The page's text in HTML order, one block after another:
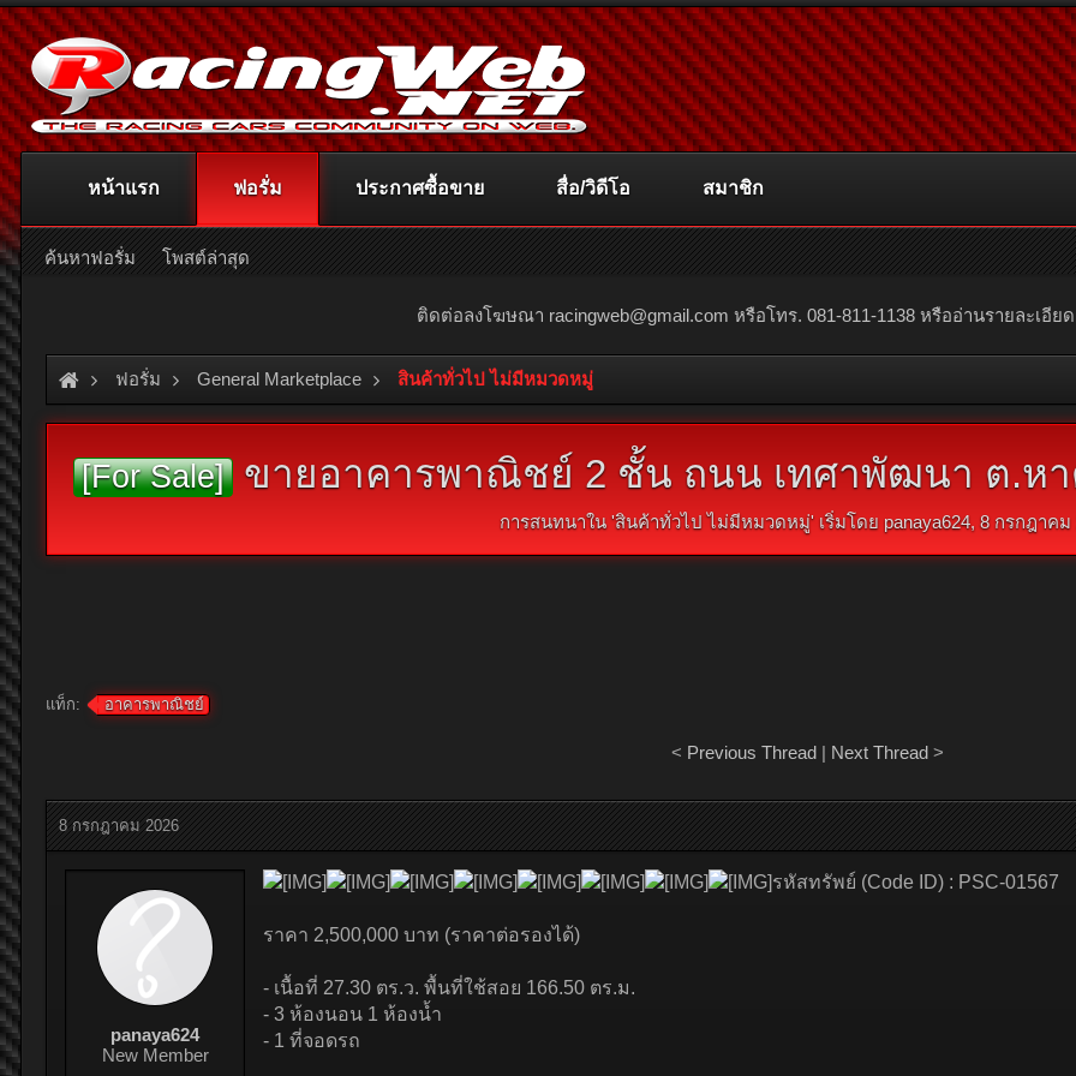
ติดต่อลงโฆษณา racingweb@gmail.com หรือโทร. 081-811-1138 หรืออ่านรายละเอีย
ฟอรั่ม General Marketplace สินค้าทั่วไป ไม่มีหมวดหมู่
[For Sale] ขายอาคารพาณิชย์ 2 ชั้น ถนน เทศาพัฒนา ต.ห
การสนทนาใน 'สินค้าทั่วไป ไม่มีหมวดหมู่' เริ่มโดย panaya624, 8 กรกฎาคม
แท็ก: อาคารพาณิชย์
< Previous Thread| Next Thread>
8 กรกฎาคม 2026
panaya624
New Member
รหัสทรัพย์ (Code ID) : PSC-01567
ราคา 2,500,000 บาท (ราคาต่อรองได้)
- เนื้อที่ 27.30 ตร.ว. พื้นที่ใช้สอย 166.50 ตร.ม.
- 3 ห้องนอน 1 ห้องน้ำ
- 1 ที่จอดรถ
หน้าแรก ฟอรั่ม
ค้นหาฟอรั่ม โพสต์ล่าสุด
ประกาศซื้อขาย สื่อ/วิดีโอ สมาชิก